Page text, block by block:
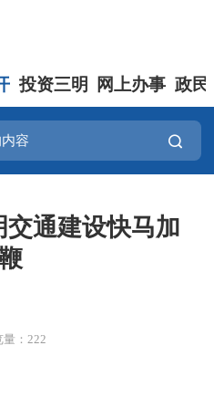
投资三明 网上办事 政民
交通建设快马加
量：222